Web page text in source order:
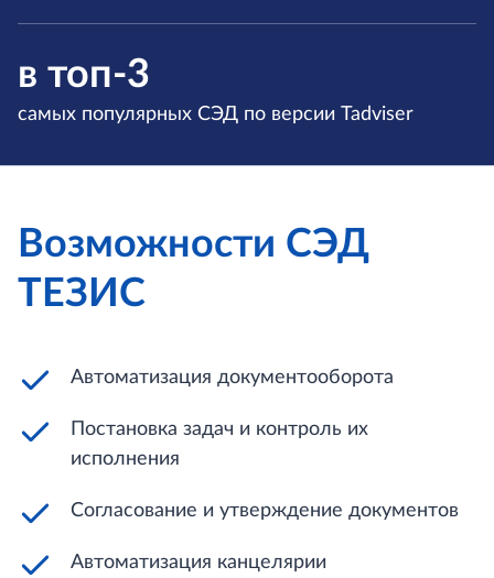
в топ-3
самых популярных СЭД по версии Tadviser
Возможности СЭД
ТЕЗИС
Автоматизация документооборота
Постановка задач и контроль их
исполнения
Согласование и утверждение документов
Автоматизация канцелярии